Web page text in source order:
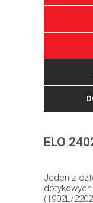
ELO
Jeden z
(1902L/